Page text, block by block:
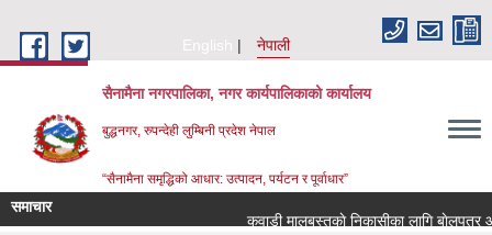
English
नेपाली
सैनामैना नगरपालिका, नगर कार्यपालिकाको कार्यालय
बुद्धनगर, रुपन्देही लुम्बिनी प्रदेश नेपाल
“सैनामैना समृद्धिको आधार: उत्पादन, पर्यटन र पूर्वाधार”
समाचार
कवाडी मालबस्तुकाे निकासीका लागि बाेलपत्र